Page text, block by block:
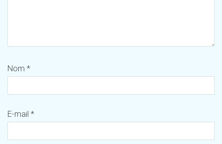
Nom *
E-mail *